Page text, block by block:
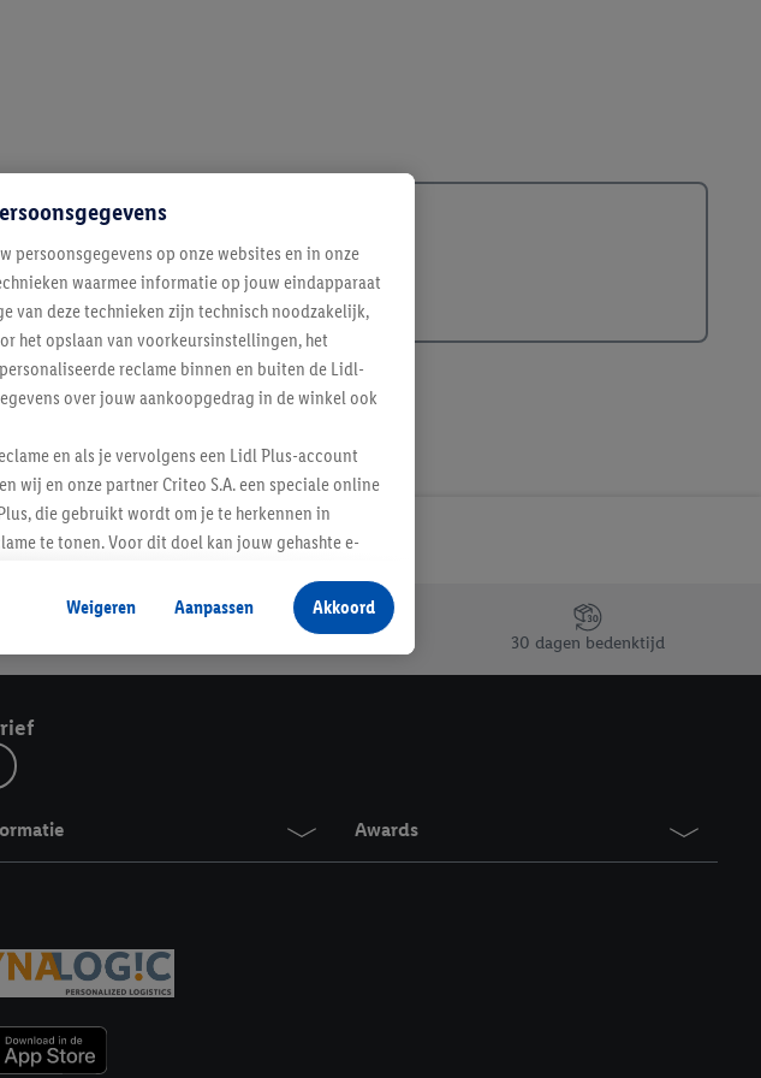
30 dagen bedenktijd
Awards
persoonsgegevens op onze websites en in onze
waarmee informatie op jouw eindapparaat
van deze technieken zijn technisch noodzakelijk,
het opslaan van voorkeursinstellingen, het
reclame binnen en buiten de Lidl-
over jouw aankoopgedrag in de winkel ook
en als je vervolgens een Lidl Plus-account
wij en onze partner Criteo S.A. een speciale online
die gebruikt wordt om je te herkennen in
te tonen. Voor dit doel kan jouw gehashte e-
worden weergegeven voor producten waarin je
van een online winkel te plaatsen
Lidl-diensten, met behulp van jouw gehashte e-
Criteo S.A. beschikt, aan jou kunnen worden
over de gegevensverwerking.
noodzakelijke cookies en vergelijkbare
bovengenoemde doeleinden. Meer informatie,
op elk gewenst moment in te
de Lidl website hier.Klik
Weigeren Aanpassen Akkoord